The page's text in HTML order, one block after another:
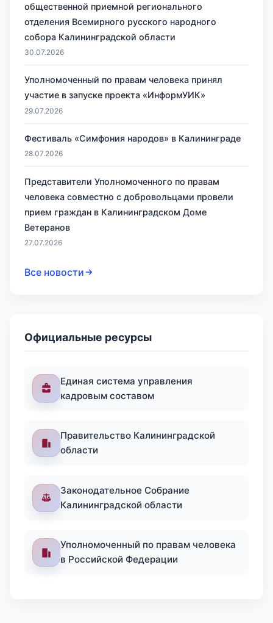
общественной приемной регионального
отделения Всемирного русского народного
собора Калининградской области
30.07.2026
Уполномоченный по правам человека принял
участие в запуске проекта «ИнформУИК»
29.07.2026
Фестиваль «Симфония народов» в Калининграде
28.07.2026
Представители Уполномоченного по правам
человека совместно с добровольцами провели
прием граждан в Калининградском Доме
Ветеранов
27.07.2026
Все новости
Официальные ресурсы
Единая система управления
кадровым составом
Правительство Калининградской
области
Законодательное Собрание
Калининградской области
Уполномоченный по правам человека
в Российской Федерации